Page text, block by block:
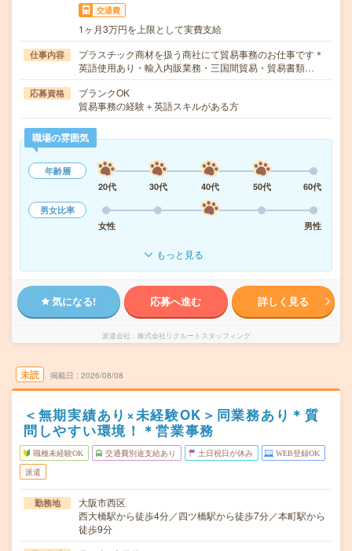
交通費
1ヶ月3万円を上限として実費支給
仕事内容
プラスチック商材を扱う商社にて貿易事務のお仕事です＊
英語使用あり・輸入内販業務・三国間貿易・貿易書類…
応募資格
ブランクOK
貿易事務の経験＋英語スキルがある方
職場の雰囲気
年齢層
20代
30代 40代 50代
60代
男女比率
女性
男性
もっと見る
気になる! 応募へ進む 詳しく見る
派遣会社 株式会社リクルートスタッフィング
未読 掲載日 2026/08/08
＜無期実績あり×未経験OK＞同業務あり＊質
問しやすい環境！＊営業事務
職種未経験OK 交通費別途支給あり 土日祝日が休み WEB登録OK
派遣
勤務地
大阪市西区
西大橋駅から徒歩4分／四ツ橋駅から徒歩7分／本町駅から
徒歩9分